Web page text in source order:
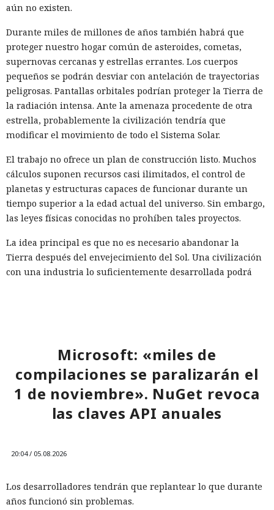
aún no existen.
Durante miles de millones de años también habrá que
proteger nuestro hogar común de asteroides, cometas,
supernovas cercanas y estrellas errantes. Los cuerpos
pequeños se podrán desviar con antelación de trayectorias
peligrosas. Pantallas orbitales podrían proteger la Tierra de
la radiación intensa. Ante la amenaza procedente de otra
estrella, probablemente la civilización tendría que
modificar el movimiento de todo el Sistema Solar.
El trabajo no ofrece un plan de construcción listo. Muchos
cálculos suponen recursos casi ilimitados, el control de
planetas y estructuras capaces de funcionar durante un
tiempo superior a la edad actual del universo. Sin embargo,
las leyes físicas conocidas no prohíben tales proyectos.
La idea principal es que no es necesario abandonar la
Tierra después del envejecimiento del Sol. Una civilización
con una industria lo suficientemente desarrollada podrá
Microsoft: «miles de
compilaciones se paralizarán el
1 de noviembre». NuGet revoca
las claves API anuales
20:04 / 05.08.2026
Los desarrolladores tendrán que replantear lo que durante
años funcionó sin problemas.
Mientras veías una película, tu
estado canalizando durante
horas tráfico ajeno por tu red
doméstica.